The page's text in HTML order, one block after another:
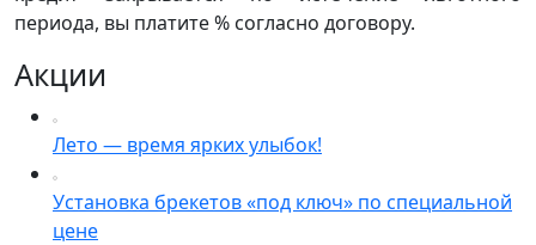
периода, вы платите % согласно договору.
Акции
Лето — время ярких улыбок!
Установка брекетов «под ключ» по специальной
цене